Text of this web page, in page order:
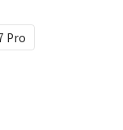
Pro